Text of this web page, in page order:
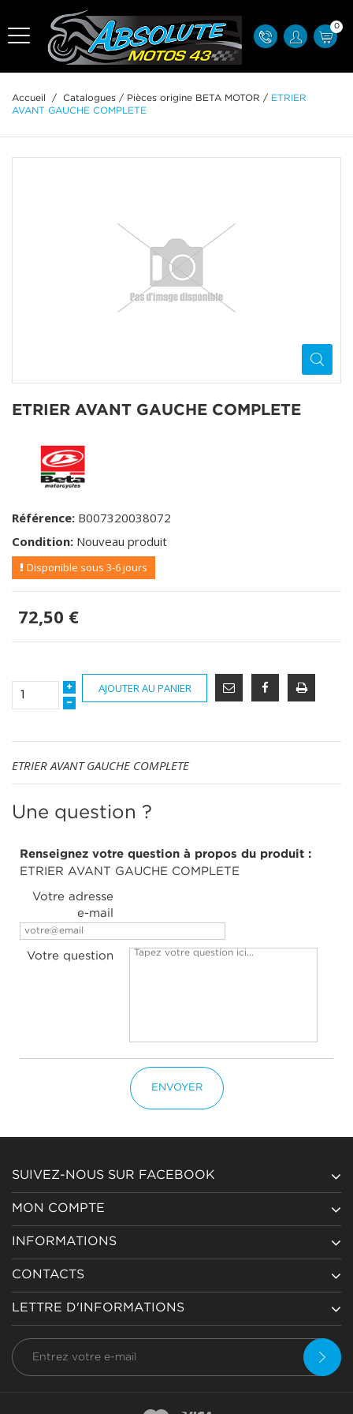
0
Accueil / Catalogues / Pièces origine BETA MOTOR /
ETRIER
AVANT GAUCHE COMPLETE
ETRIER AVANT GAUCHE COMPLETE
Référence: B007320038072
Condition: Nouveau produit
Disponible sous 3-6 jours
72,50 €
AJOUTER AU PANIER
ETRIER AVANT GAUCHE COMPLETE
Une question ?
Renseignez votre question à propos du produit :
ETRIER AVANT GAUCHE COMPLETE
Votre adresse
e-mail
Votre question
ENVOYER
SUIVEZ-NOUS SUR FACEBOOK
MON COMPTE
INFORMATIONS
CONTACTS
LETTRE D'INFORMATIONS